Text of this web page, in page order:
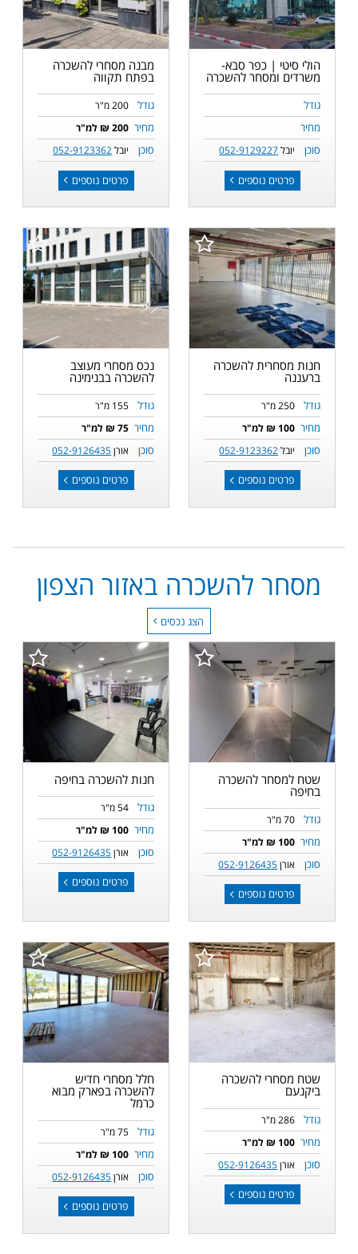
הולי סיטי | כפר סבא-
משרדים ומסחר להשכרה
גודל
מחיר
סוכן
יובל052-9129227
פרטים נוספים
מבנה מסחרי להשכרה
בפתח תקווה
גודל 200 מ"ר
מחיר 200 ₪ למ"ר
סוכן יובל052-9123362
פרטים נוספים
חנות מסחרית להשכרה
ברעננה
גודל 250 מ"ר
מחיר 100 ₪ למ"ר
סוכן יובל052-9123362
פרטים נוספים
נכס מסחרי מעוצב
להשכרה בבנימינה
גודל 155 מ"ר
מחיר 75 ₪ למ"ר
סוכן אורן052-9126435
פרטים נוספים
מסחר להשכרה באזור הצפון
הצג נכסים
שטח למסחר להשכרה
בחיפה
גודל 70 מ"ר
מחיר 100 ₪ למ"ר
סוכן אורן052-9126435
פרטים נוספים
חנות להשכרה בחיפה
גודל 54 מ"ר
מחיר 100 ₪ למ"ר
סוכן אורן052-9126435
פרטים נוספים
שטח מסחרי להשכרה
ביקנעם
גודל 286 מ"ר
מחיר 100 ₪ למ"ר
סוכן אורן052-9126435
פרטים נוספים
חלל מסחרי חדיש
להשכרה בפארק מבוא
כרמל
גודל 75 מ"ר
מחיר 100 ₪ למ"ר
סוכן אורן052-9126435
פרטים נוספים